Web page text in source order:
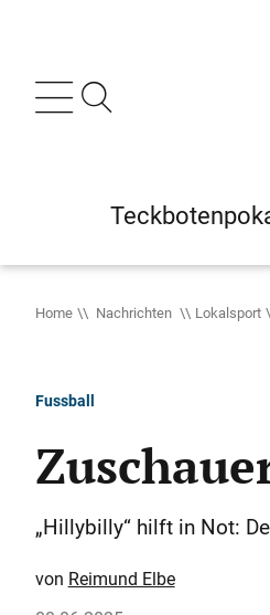
Home Nachrichten Lokalsport
Fussball
„Hillybilly“ hilft in Not:
Reimund Elbe